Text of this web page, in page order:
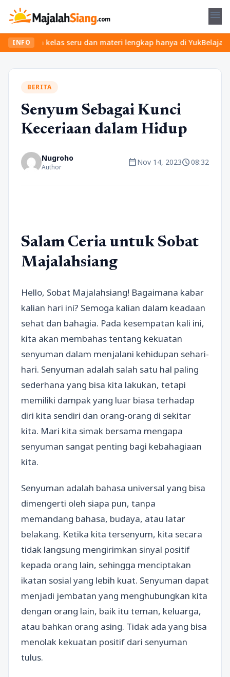
menu
INFO
kelas seru dan materi lengkap hanya di YukBelajar.com.
BERITA
Senyum Sebagai Kunci
Keceriaan dalam Hidup
Nugroho
Author calendar_todayNov 14, 2023schedule08:32
Salam Ceria untuk Sobat
Majalahsiang
Hello, Sobat Majalahsiang! Bagaimana kabar
kalian hari ini? Semoga kalian dalam keadaan
sehat dan bahagia. Pada kesempatan kali ini,
kita akan membahas tentang kekuatan
senyuman dalam menjalani kehidupan sehari-
hari. Senyuman adalah salah satu hal paling
sederhana yang bisa kita lakukan, tetapi
memiliki dampak yang luar biasa terhadap
diri kita sendiri dan orang-orang di sekitar
kita. Mari kita simak bersama mengapa
senyuman sangat penting bagi kebahagiaan
kita.
Senyuman adalah bahasa universal yang bisa
dimengerti oleh siapa pun, tanpa
memandang bahasa, budaya, atau latar
belakang. Ketika kita tersenyum, kita secara
tidak langsung mengirimkan sinyal positif
kepada orang lain, sehingga menciptakan
ikatan sosial yang lebih kuat. Senyuman dapat
menjadi jembatan yang menghubungkan kita
dengan orang lain, baik itu teman, keluarga,
atau bahkan orang asing. Tidak ada yang bisa
menolak kekuatan positif dari senyuman
tulus.